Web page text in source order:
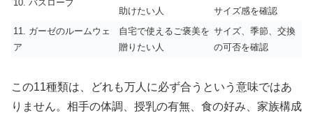
10. バスローブ
助けたい人
サイズ感を確認
11. ガーゼのルームウェ
ア
自宅で使えるご褒美を
贈りたい人
サイズ、季節、交換
の可否を確認
この11種類は、どれも万人に必ず合うという意味ではあ
りません。相手の体調、授乳の有無、食の好み、家族構成